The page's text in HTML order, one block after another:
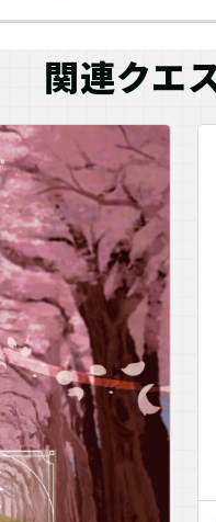
関連クエ